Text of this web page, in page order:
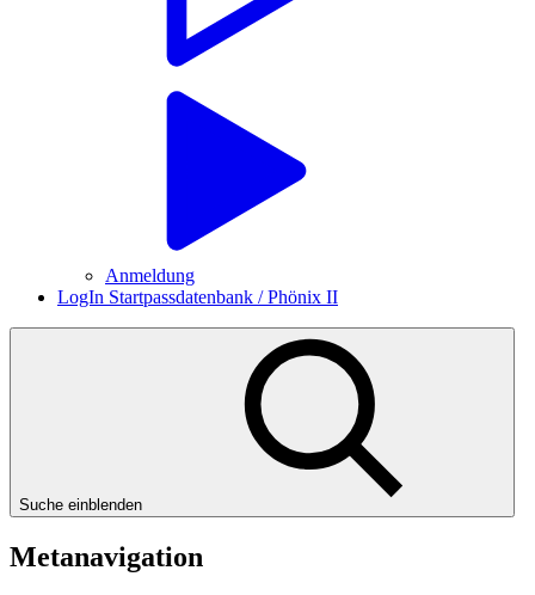
Anmeldung
LogIn Startpassdatenbank / Phönix II
Suche einblenden
Metanavigation